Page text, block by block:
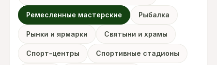
Ремесленные мастерские Рыбалка
Рынки и ярмарки Святыни и храмы
Спорт-центры Спортивные стадионы